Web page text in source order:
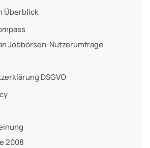
Überblick
Jobbörsen-Nutzerumfrage
DSGVO
2008